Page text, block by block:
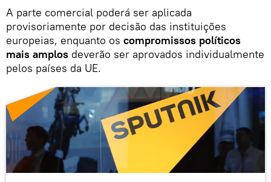
A parte comercial poderá ser aplicada
provisoriamente por decisão das instituições
europeias, enquanto os compromissos políticos
mais amplos deverão ser aprovados individualmente
pelos países da UE.